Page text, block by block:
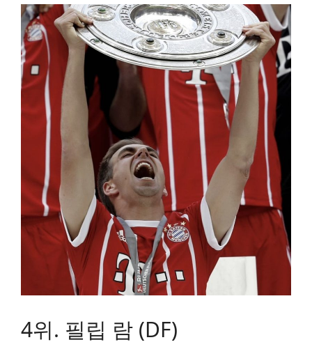
4위. 필립 람 (DF)